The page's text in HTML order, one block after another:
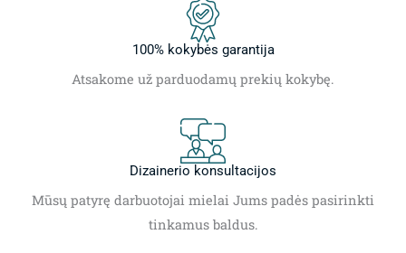
100% kokybės garantija
Atsakome už parduodamų prekių kokybę.
Dizainerio konsultacijos
Mūsų patyrę darbuotojai mielai Jums padės pasirinkti
tinkamus baldus.